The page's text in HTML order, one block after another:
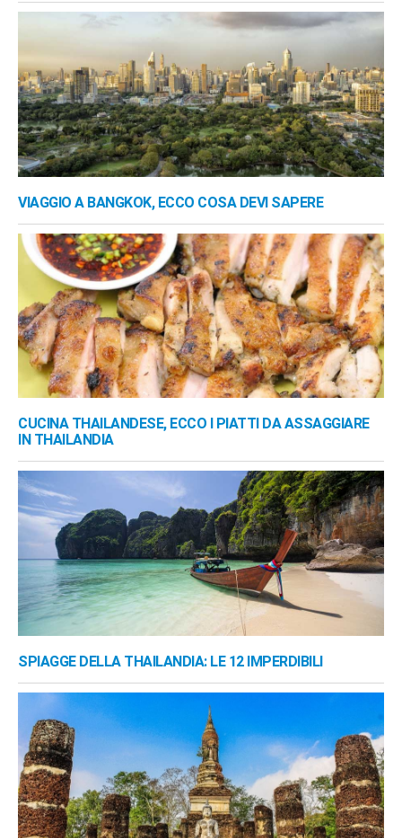
VIAGGIO A BANGKOK, ECCO COSA DEVI SAPERE
CUCINA THAILANDESE, ECCO I PIATTI DA ASSAGGIARE
IN THAILANDIA
SPIAGGE DELLA THAILANDIA: LE 12 IMPERDIBILI